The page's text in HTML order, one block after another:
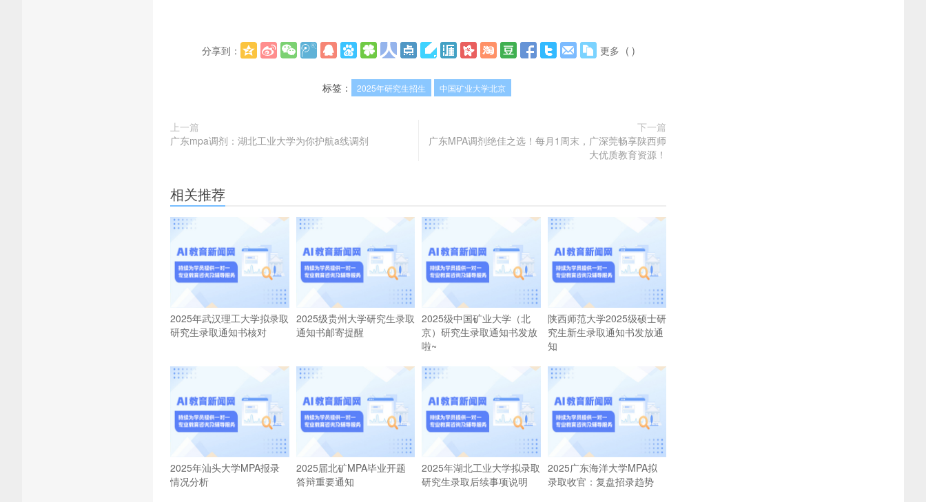
分享到： 更多 ( )
标签： 2025年研究生招生 中国矿业大学北京
上一篇
广东mpa调剂：湖北工业大学为你护航a线调剂
下一篇
广东MPA调剂绝佳之选！每月1周末，广深莞畅享陕西师
大优质教育资源！
相关推荐
2025年武汉理工大学拟录取
研究生录取通知书核对
2025级贵州大学研究生录取
通知书邮寄提醒
2025级中国矿业大学（北
京）研究生录取通知书发放
啦~
陕西师范大学2025级硕士研
究生新生录取通知书发放通
知
2025年汕头大学MPA报录
情况分析
2025届北矿MPA毕业开题
答辩重要通知
2025年湖北工业大学拟录取
研究生录取后续事项说明
2025广东海洋大学MPA拟
录取收官：复盘招录趋势